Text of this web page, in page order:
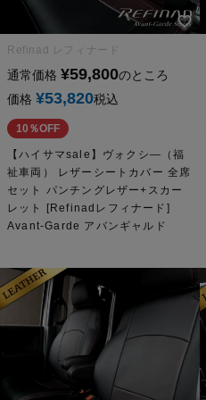
Refinad レフィナード
通常価格 ¥59,800のところ
価格 ¥53,820税込
10％OFF
【ハイサマsale】ヴォクシ―（福
祉車両） レザーシートカバー 全席
セット パンチングレザー+スカー
レット [Refinadレフィナード]
Avant-Garde アバンギャルド